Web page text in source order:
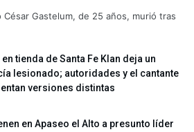
Gastelum, de 25 años, murió tras
en tienda de Santa Fe Klan deja un
lesionado; autoridades y el cantante
versiones distintas
en Apaseo el Alto a presunto líder